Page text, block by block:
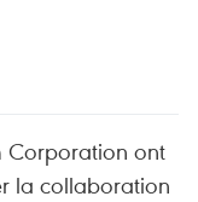
Corporation ont
la collaboration